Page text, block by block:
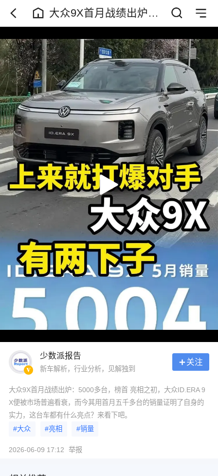
大众9X首月战绩出炉：
5000多台，榜首 亮相之
初，大众ID.ERA 9X便被
市场普遍看衰，而今其
用首月五千多台的销量
证明了自身的实力，这
台车都有什么亮点？来
看下吧。
少数派报告
新车解析，行业分析，见解独到
关注
大众9X首月战绩出炉：5000多台，榜首 亮相之初，大众ID.ERA 9
X便被市场普遍看衰，而今其用首月五千多台的销量证明了自身的
实力，这台车都有什么亮点？来看下吧。
#大众
#亮相 #销量
2026-06-09 17:12 举报